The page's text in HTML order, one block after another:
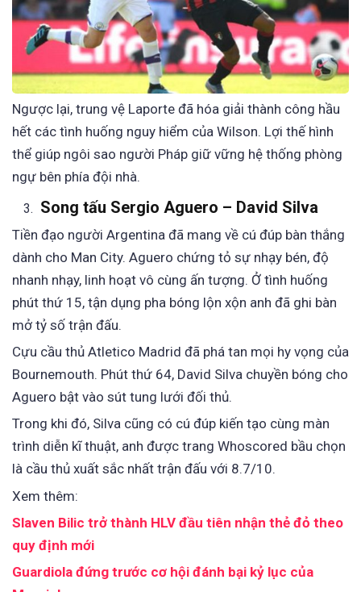
Ngược lại, trung vệ Laporte đã hóa giải thành công hầu
hết các tình huống nguy hiểm của Wilson. Lợi thế hình
thể giúp ngôi sao người Pháp giữ vững hệ thống phòng
ngự bên phía đội nhà.
Song tấu Sergio Aguero – David Silva
Tiền đạo người Argentina đã mang về cú đúp bàn thắng
dành cho Man City. Aguero chứng tỏ sự nhạy bén, độ
nhanh nhạy, linh hoạt vô cùng ấn tượng. Ở tình huống
phút thứ 15, tận dụng pha bóng lộn xộn anh đã ghi bàn
mở tỷ số trận đấu.
Cựu cầu thủ Atletico Madrid đã phá tan mọi hy vọng của
Bournemouth. Phút thứ 64, David Silva chuyền bóng cho
Aguero bật vào sút tung lưới đối thủ.
Trong khi đó, Silva cũng có cú đúp kiến tạo cùng màn
trình diễn kĩ thuật, anh được trang Whoscored bầu chọn
là cầu thủ xuất sắc nhất trận đấu với 8.7/10.
Xem thêm:
Slaven Bilic trở thành HLV đầu tiên nhận thẻ đỏ theo
quy định mới
Guardiola đứng trước cơ hội đánh bại kỷ lục của